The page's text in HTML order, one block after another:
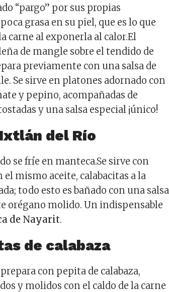
“pargo” por sus propias
grasa en su piel, que es lo que
carne al exponerla al calor.El
de mangle sobre el tendido de
previamente con una salsa de
Se sirve en platones adornado con
y pepino, acompañadas de
y una salsa especial ¡único!
del Río
se fríe en manteca.Se sirve con
el mismo aceite, calabacitas a la
todo esto es bañado con una salsa
orégano molido. Un indispensable
de Nayarit.
de calabaza
con pepita de calabaza,
y molidos con el caldo de la carne